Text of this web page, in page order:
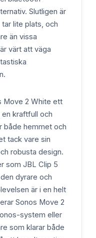
Slutligen är
lite plats, och
än vissa
värt att väga
Move 2 White ett
kraftfull och
både hemmet och
tack vare sin
robusta design.
som JBL Clip 5
dyrare och
är i en helt
Sonos Move 2
system eller
som klarar både